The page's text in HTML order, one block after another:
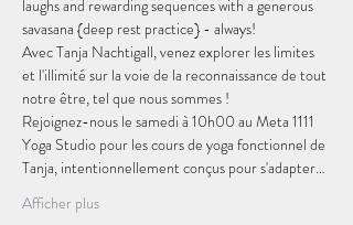
laughs and rewarding sequences with a generous
savasana {deep rest practice} - always!
Avec Tanja Nachtigall, venez explorer les limites
et l'illimité sur la voie de la reconnaissance de tout
notre être, tel que nous sommes !
Rejoignez-nous le samedi à 10h00 au Meta 1111
Yoga Studio pour les cours de yoga fonctionnel de
Tanja, intentionnellement conçus pour s'adapter…
Afficher plus